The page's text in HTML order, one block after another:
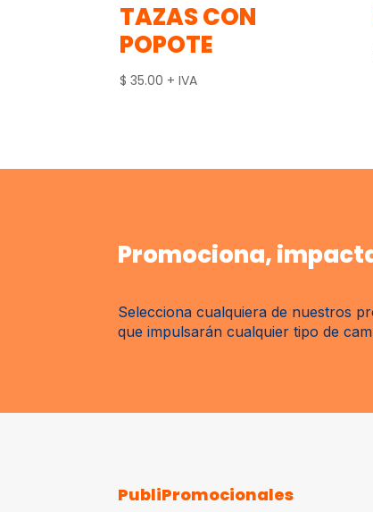
TAZAS CON
POPOTE
$ 35.00 + IVA
Promociona,
Selecciona cualquiera de nuestros
que impulsarán cualquier tipo de
PubliPromocionales